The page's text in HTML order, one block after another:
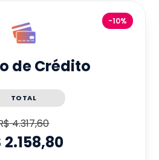
-10%
de Crédito
TOTAL
4.317,60
2.158,80